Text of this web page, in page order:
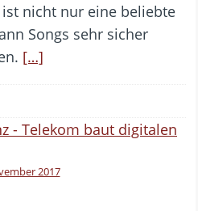
nicht nur eine beliebte
Songs sehr sicher
[…]
2017